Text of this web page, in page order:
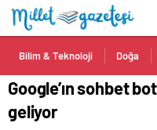
Bilim & Teknoloji Doğa
Google’ın sohbet
geliyor